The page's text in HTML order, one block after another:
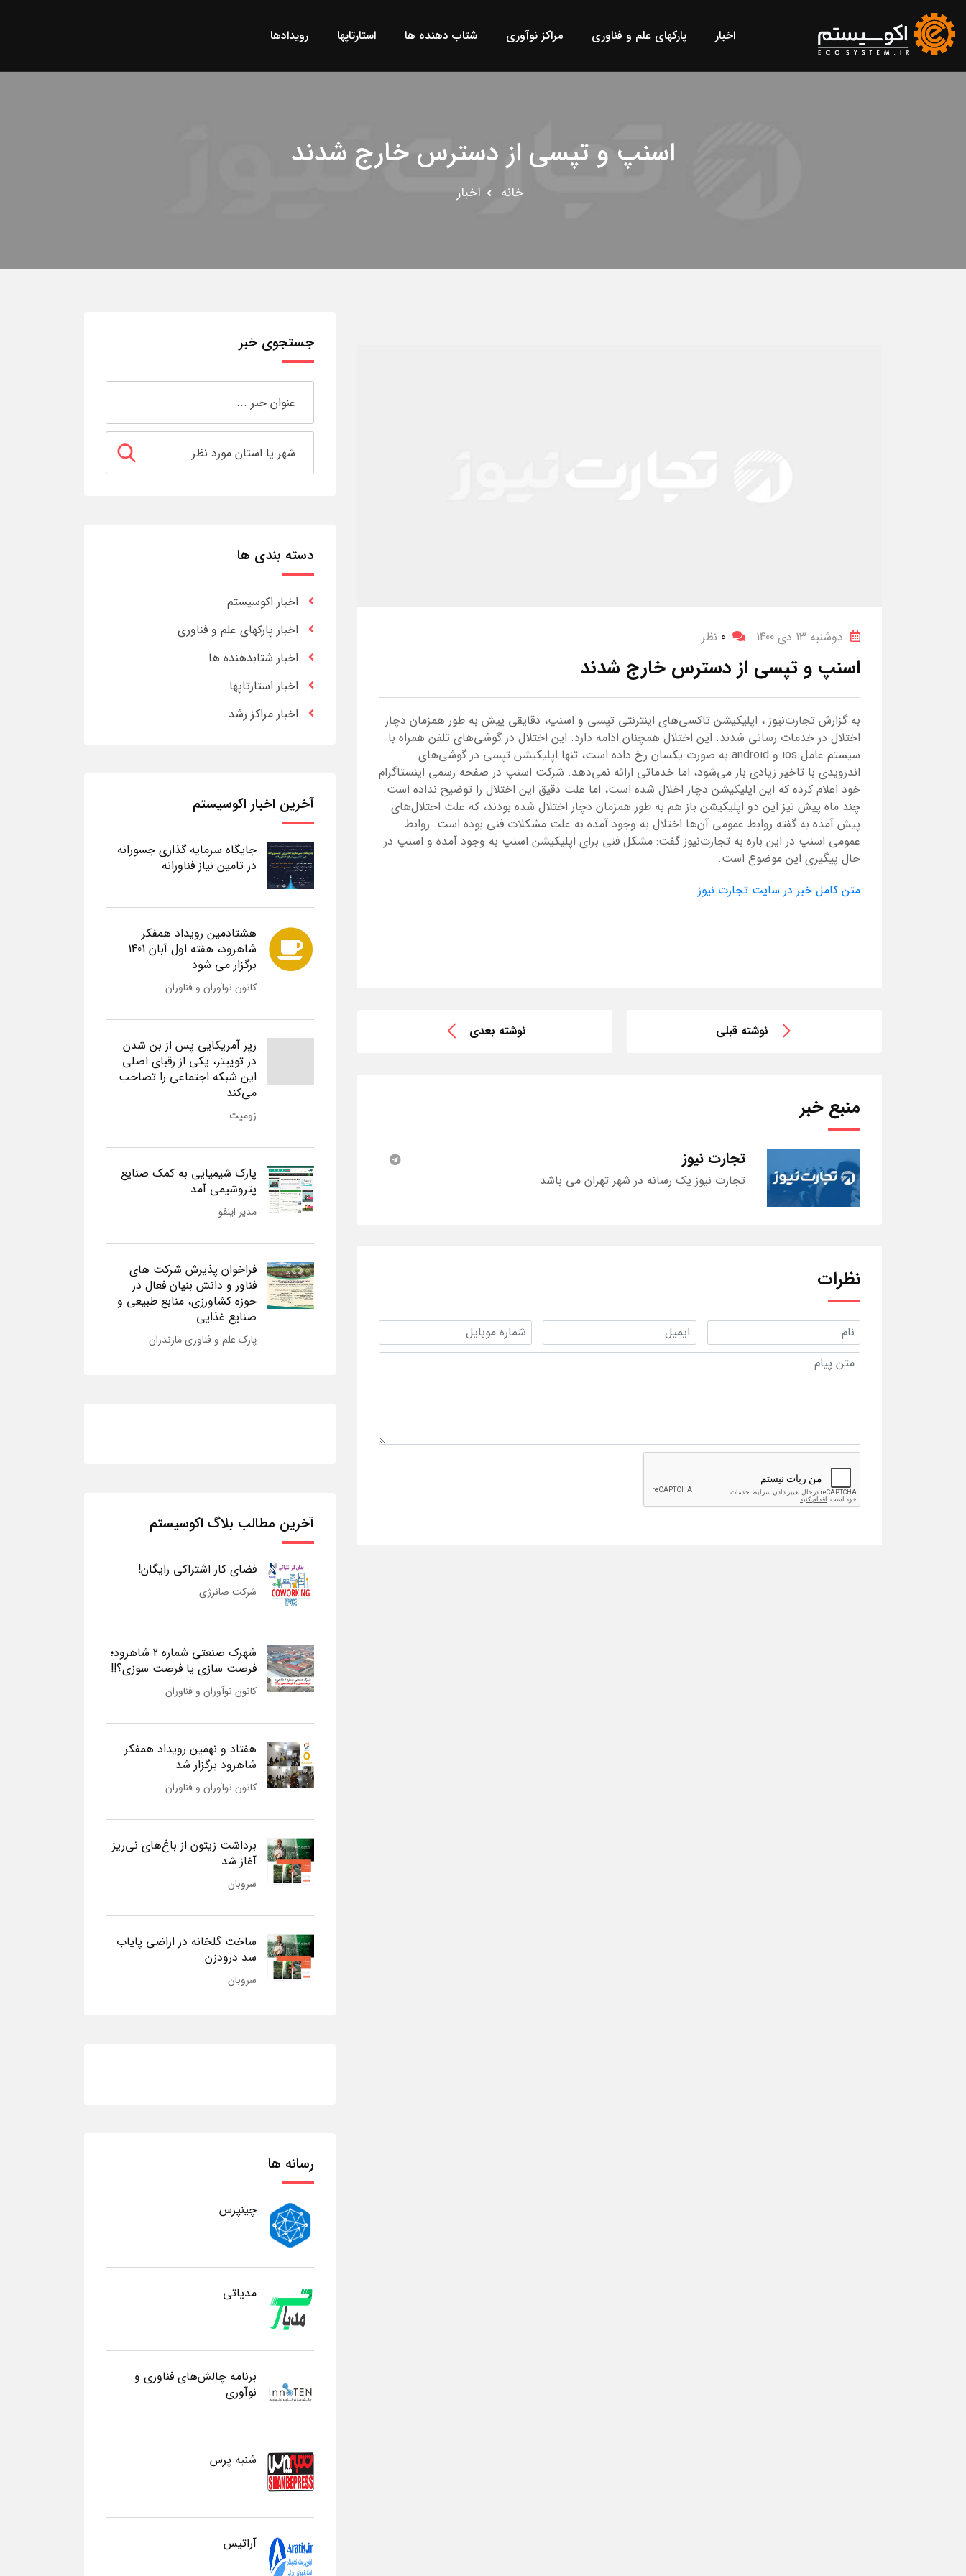
اخبار پارکهای علم و فناوری مراکز نوآوری شتاب دهنده ها استارتاپها رویدادها
اسنپ و تپسی از دسترس خارج شدند
خانه اخبار
دوشنبه 13 دی 1400 0 نظر
اسنپ و تپسی از دسترس خارج شدند
به گزارش تجارت‌نیوز ، اپلیکیشن تاکسی‌های اینترنتی تپسی و اسنپ، دقایقی پیش به طور همزمان دچار
اختلال در خدمات رسانی شدند. این اختلال همچنان ادامه دارد. این اختلال در گوشی‌های تلفن همراه با
سیستم عامل ios و android به صورت یکسان رخ داده است، تنها اپلیکیشن تپسی در گوشی‌های
اندرویدی با تاخیر زیادی باز می‌شود، اما خدماتی ارائه نمی‌دهد. شرکت اسنپ در صفحه رسمی اینستاگرام
خود اعلام کرده که این اپلیکیشن دچار اخلال شده است، اما علت دقیق این اختلال را توضیح نداده است.
چند ماه پیش نیز این دو اپلیکیشن باز هم به طور همزمان دچار اختلال شده بودند، که علت اختلال‌های
پیش آمده به گفته روابط عمومی آن‌ها اختلال به وجود آمده به علت مشکلات فنی بوده است. روابط
عمومی اسنپ در این باره به تجارت‌نیوز گفت: مشکل فنی برای اپلیکیشن‌ اسنپ به وجود آمده و اسنپ در
حال پیگیری این موضوع است.
متن کامل خبر در سایت تجارت نیوز
نوشته قبلی نوشته بعدی
منبع خبر
تجارت نیوز
تجارت نیوز یک رسانه در شهر تهران می باشد
نظرات
جستجوی خبر
دسته بندی ها
اخبار اکوسیستم
اخبار پارکهای علم و فناوری
اخبار شتابدهنده ها
اخبار استارتاپها
اخبار مراکز رشد
آخرین اخبار اکوسیستم
جایگاه سرمایه گذاری جسورانه
در تامین نیاز فناورانه
هشتادمین رویداد همفکر
شاهرود، هفته اول آبان 1401
برگزار می شود
کانون نوآوران و فناوران
رپر آمریکایی پس از بن شدن
در توییتر، یکی از رقبای اصلی
این شبکه اجتماعی را تصاحب
می‌کند
زومیت
پارک شیمیایی به کمک صنایع
پتروشیمی آمد
مدیر اینفو
فراخوان پذیرش شرکت های
فناور و دانش بنیان فعال در
حوزه کشاورزی، منابع طبیعی و
صنایع غذایی
پارک علم و فناوری مازندران
آخرین مطالب بلاگ اکوسیستم
فضای کار اشتراکی رایگان!
شرکت صانرژی
شهرک صنعتی شماره 2 شاهرود؛
فرصت سازی یا فرصت سوزی؟!!
کانون نوآوران و فناوران
هفتاد و نهمین رویداد همفکر
شاهرود برگزار شد
کانون نوآوران و فناوران
برداشت زیتون از باغ‌های نی‌ریز
آغاز شد
سروبان
ساخت گلخانه در اراضی پایاب
سد درودزن
سروبان
رسانه ها
چینپرس
مدیاتی
برنامه چالش‌های فناوری و
نوآوری
شنبه پرس
آراتیس